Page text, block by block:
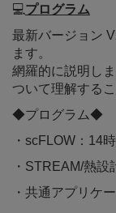
💻プログラム
最新バージョン
ます。
網羅的に説明し
ついて理解する
◆プログラム◆
・scFLOW：14
・STREAM/熱設
・共通アプリケ